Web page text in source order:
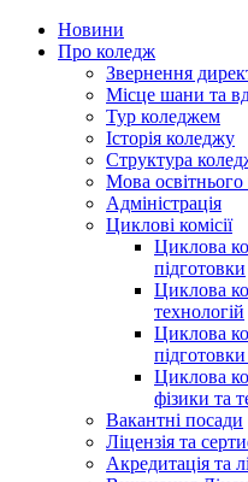
Новини
Про коледж
Звернення
Місце шани та
Тур коледжем
Історія коледжу
Структура
Мова
Адміністрація
Циклові комісії
Циклова
підготовки
Циклова
технологій
Циклова
Циклова
фізики та
Вакантні посади
Ліцензія та
Акредитація та